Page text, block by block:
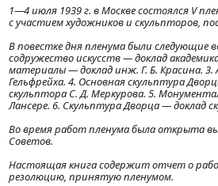
1—4 июля 1939 г. в Москве состоялся V
с участием художников и скульпторов,
В повестке дня пленума были
содружество искусств — доклад
материалы — доклад инж. Г. Б. Красина.
Гельфрейха. 4. Основная скульптура
скульптора С. Д. Меркурова. 5.
Лансере. 6. Скульптура Дворца — доклад
Во время работ пленума была открыта
Советов.
Настоящая книга содержит отчет о
резолюцию, принятую пленумом.